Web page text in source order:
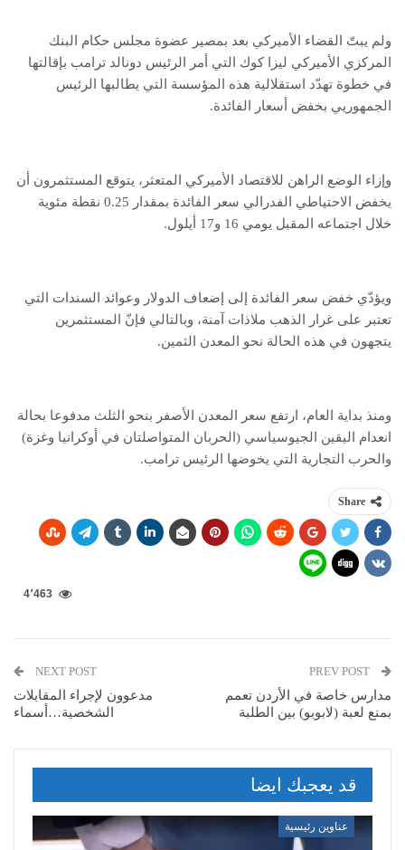
ولم يبتّ القضاء الأميركي بعد بمصير عضوة مجلس حكام البنك
المركزي الأميركي ليزا كوك التي أمر الرئيس دونالد ترامب بإقالتها
في خطوة تهدّد استقلالية هذه المؤسسة التي يطالبها الرئيس
الجمهوريي بخفض أسعار الفائدة.
وإزاء الوضع الراهن للاقتصاد الأميركي المتعثر، يتوقع المستثمرون أن
يخفض الاحتياطي الفدرالي سعر الفائدة بمقدار 0.25 نقطة مئوية
خلال اجتماعه المقبل يومي 16 و17 أيلول.
ويؤدّي خفض سعر الفائدة إلى إضعاف الدولار وعوائد السندات التي
تعتبر على غرار الذهب ملاذات آمنة، وبالتالي فإنّ المستثمرين
يتجهون في هذه الحالة نحو المعدن الثمين.
ومنذ بداية العام، ارتفع سعر المعدن الأصفر بنحو الثلث مدفوعا بحالة
انعدام اليقين الجيوسياسي (الحربان المتواصلتان في أوكرانيا وغزة)
والحرب التجارية التي يخوضها الرئيس ترامب.
Share
4٬463
مدارس خاصة في الأردن تعمم
بمنع لعبة (لابوبو) بين الطلبة
NEXT POST
مدعوون لإجراء المقابلات
الشخصية…أسماء
قد يعجبك ايضا
عناوين رئيسية